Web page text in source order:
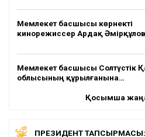
Мемлекет басшысы көрнекті
кинорежиссер Ардақ
Мемлекет басшысы Солтүстік
облысының құрылғанына…
Қосымша
ПРЕЗИДЕНТ